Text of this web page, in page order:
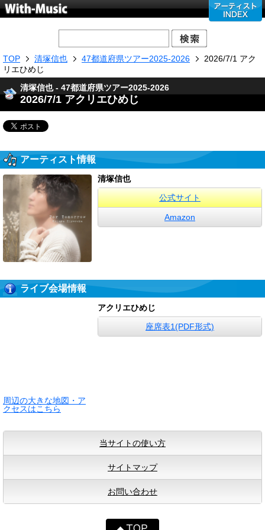
TOP 清塚信也 47都道府県ツアー2025-2026
2026/7/1 アク
リエひめじ
清塚信也 - 47都道府県ツアー2025-2026
2026/7/1 アクリエひめじ
アーティスト情報
清塚信也
公式サイト
Amazon
ライブ会場情報
周辺の大きな地図・ア
クセスはこちら
アクリエひめじ
座席表1(PDF形式)
当サイトの使い方
サイトマップ
お問い合わせ